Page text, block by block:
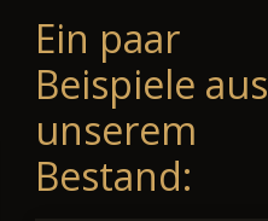
Ein paar
Beispiele aus
unserem
Bestand: